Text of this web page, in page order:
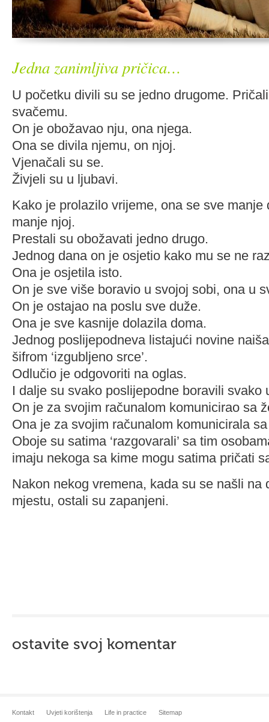
Jedna zanimljiva pričica…
U početku divili su se jedno drugome.
svačemu.
On je obožavao nju, ona njega.
Ona se divila njemu, on njoj.
Vjenačali su se.
Živjeli su u ljubavi.
Kako je prolazilo vrijeme, ona se sve manje
manje njoj.
Prestali su obožavati jedno drugo.
Jednog dana on je osjetio kako mu se ne
Ona je osjetila isto.
On je sve više boravio u svojoj sobi, ona u
On je ostajao na poslu sve duže.
Ona je sve kasnije dolazila doma.
Jednog poslijepodneva listajući novine
šifrom ‘izgubljeno srce’.
Odlučio je odgovoriti na oglas.
I dalje su svako poslijepodne boravili svako
On je za svojim računalom komunicirao sa
Ona je za svojim računalom komunicirala
Oboje su satima ‘razgovarali’ sa tim
imaju nekoga sa kime mogu satima pričati
Nakon nekog vremena, kada su se našli na
mjestu, ostali su zapanjeni.
ostavite svoj komentar
Kontakt Uvjeti korištenja Life in practice Sitemap